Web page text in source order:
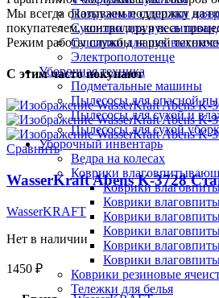
Погружные сушилки для
Сушилки для рук
Сушилки для рук
Электрополотенце
Уборочная техника
Подметальные машины
Пылесосы для опасной
Пылесосы для сухой и
Пылесосы для сухой
Уборочный инвентарь
Ведра на колесах
Коврики
Коврики
Коврики
Коврики
Коврики
Коврики
Коврики
Коврики резиновые
Тележки для белья
Мы всегда оказываем поддержку на
покупателем, контролируя весь
Режим работы службы нашей
С этим часто покупают
Сравнить
WasserKraft Abens K-3728
WasserKRAFT
Нет в наличии
1450 ₽